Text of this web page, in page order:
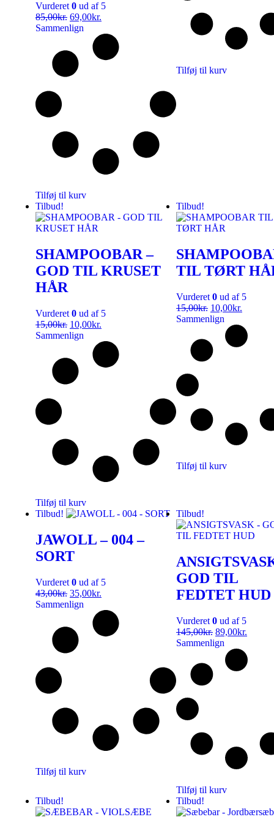
Vurderet 0 ud af 5
85,00kr. 69,00kr.
Sammenlign
Tilføj til kurv
Tilføj til kurv
Tilbud!
SHAMPOOBAR –
GOD TIL KRUSET
HÅR
Vurderet 0 ud af 5
15,00kr. 10,00kr.
Sammenlign
Tilføj til kurv
Tilbud!
TIL TØRT
Vurderet 0 ud af 5
15,00kr. 10,00kr.
Sammenlign
Tilføj til kurv
Tilbud!
JAWOLL – 004 –
SORT
Vurderet 0 ud af 5
43,00kr. 35,00kr.
Sammenlign
Tilføj til kurv
Tilbud!
GOD TIL
FEDTET HUD
Vurderet 0 ud af 5
145,00kr. 89,00kr.
Sammenlign
Tilføj til kurv
Tilbud!
Tilbud!